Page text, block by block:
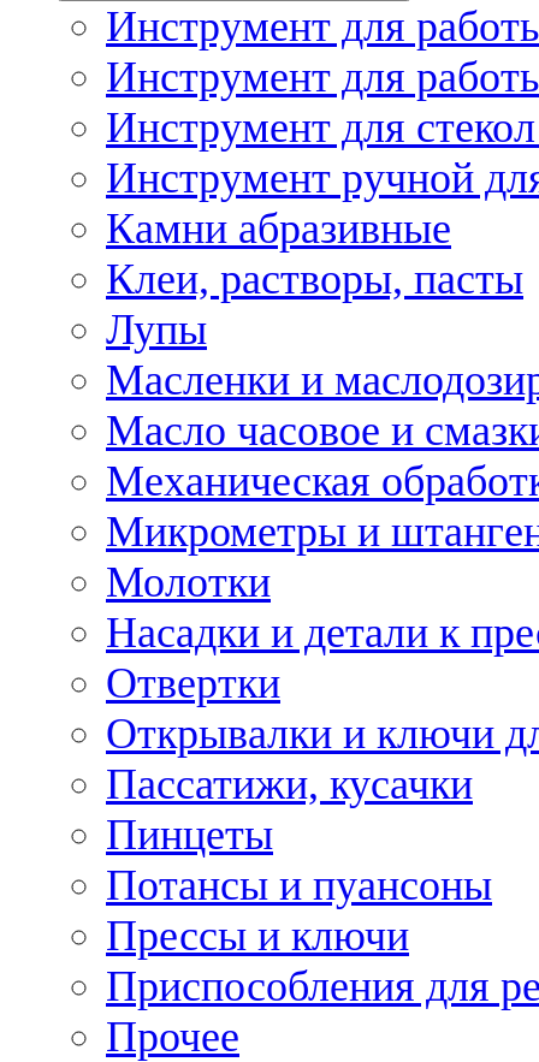
Инструмент для
Инструмент для
Инструмент для
Инструмент ручной
Камни абразивные
Клеи, растворы, пасты
Лупы
Масленки и
Масло часовое и
Механическая
Микрометры и
Молотки
Насадки и детали к
Отвертки
Открывалки и ключи
Пассатижи, кусачки
Пинцеты
Потансы и пуансоны
Прессы и ключи
Приспособления для
Прочее